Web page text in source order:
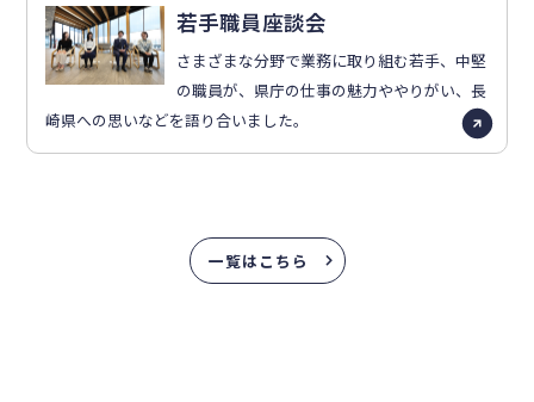
若手職員座談会
さまざまな分野で業務に取り組む若手、中堅
の職員が、県庁の仕事の魅力ややりがい、長
崎県への思いなどを語り合いました。
一覧はこちら